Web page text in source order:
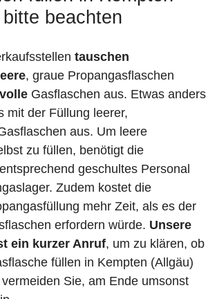
beachten
tauschen
leere, graue Propangasflaschen
volle Gasflaschen aus. Etwas anders
mit der Füllung leerer,
aus. Um leere
zu füllen, benötigt die
geschultes Personal
Zudem kostet die
mehr Zeit, als es der
erfordern würde. Unsere
ein kurzer Anruf, um zu klären, ob
füllen in Kempten (Allgäu)
Sie, am Ende umsonst